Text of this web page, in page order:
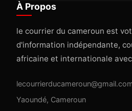
À Propos
le courrier du cameroun est
d'information indépendante,
africaine et internationale
Yaoundé, Cameroun